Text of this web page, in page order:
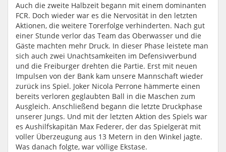
Auch die zweite Halbzeit begann mit einem dominanten
FCR. Doch wieder war es die Nervosität in den letzten
Aktionen, die weitere Torerfolge verhinderten. Nach gut
einer Stunde verlor das Team das Oberwasser und die
Gäste machten mehr Druck. In dieser Phase leistete man
sich auch zwei Unachtsamkeiten im Defensivverbund
und die Freiburger drehten die Partie. Erst mit neuen
Impulsen von der Bank kam unsere Mannschaft wieder
zurück ins Spiel. Joker Nicola Perrone hämmerte einen
bereits verloren geglaubten Ball in die Maschen zum
Ausgleich. Anschließend begann die letzte Druckphase
unserer Jungs. Und mit der letzten Aktion des Spiels war
es Aushilfskapitän Max Federer, der das Spielgerät mit
voller Überzeugung aus 13 Metern in den Winkel jagte.
Was danach folgte, war völlige Ekstase.